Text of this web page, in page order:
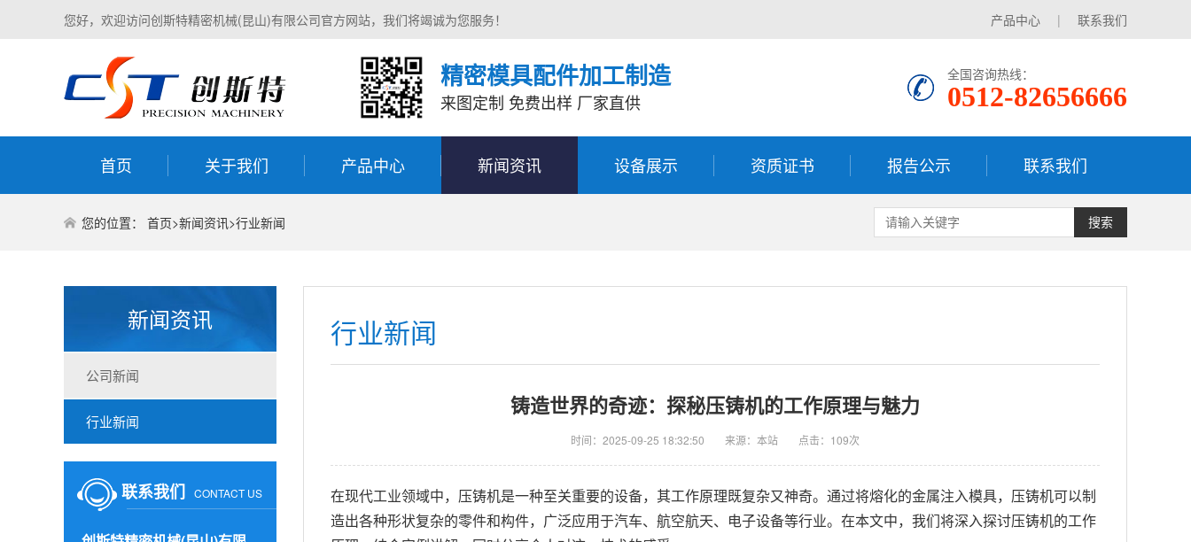
产品中心 | 联系我们
您好，欢迎访问创斯特精密机械(昆山)有限公司官方网站，我们将竭诚为您服务！
精密模具配件加工制造
来图定制 免费出样 厂家直供
全国咨询热线：
0512-82656666
首页 关于我们 产品中心 新闻资讯 设备展示 资质证书 报告公示 联系我们
搜索
您的位置： 首页>新闻资讯>行业新闻
新闻资讯
公司新闻
行业新闻
联系我们 CONTACT US
行业新闻
铸造世界的奇迹：探秘压铸机的工作原理与魅力
时间：2025-09-25 18:32:50 来源：本站 点击：109次
在现代工业领域中，压铸机是一种至关重要的设备，其工作原理既复杂又神奇。通过将熔化的金属注入模具，压铸机可以制
造出各种形状复杂的零件和构件，广泛应用于汽车、航空航天、电子设备等行业。在本文中，我们将深入探讨压铸机的工作